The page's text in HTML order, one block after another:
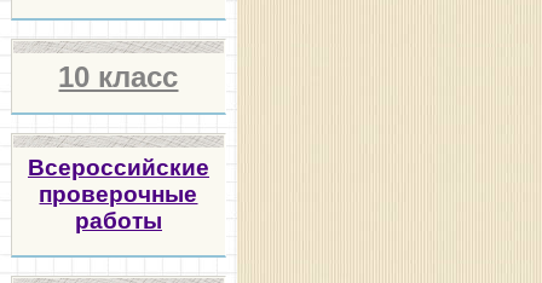
10 класс
Всероссийские
проверочные
работы